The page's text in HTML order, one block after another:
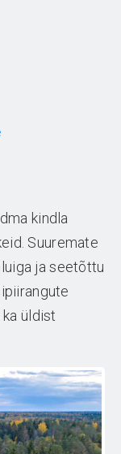
kindla
Suuremate
ja seetõttu
üldist